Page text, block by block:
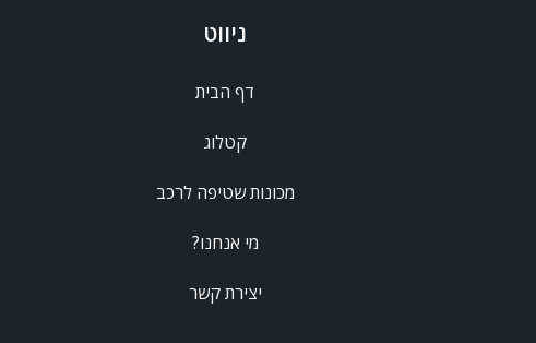
ניווט
דף הבית
קטלוג
מכונות שטיפה לרכב
מי אנחנו?
יצירת קשר